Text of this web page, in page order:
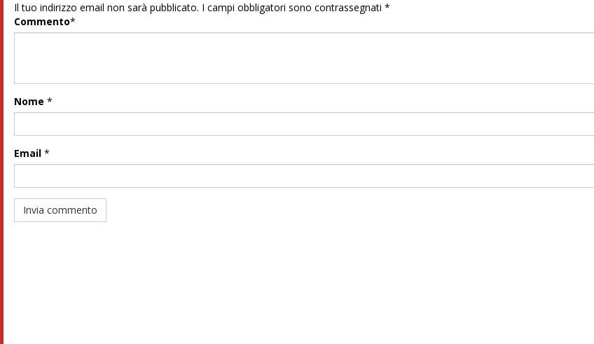
Il tuo indirizzo email non sarà pubblicato. I campi obbligatori sono contrassegnati*
Commento*
Nome *
Email *